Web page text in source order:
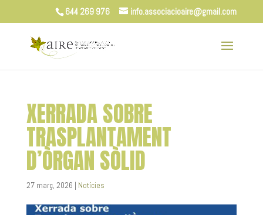
644 269 976 info.associacioaire@gmail.com
XERRADA SOBRE
TRASPLANTAMENT
D’ÒRGAN SÒLID
27 març, 2026 | Notícies